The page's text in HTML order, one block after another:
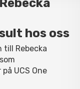
hos oss
till Rebecka
UCS One